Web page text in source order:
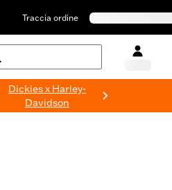
Traccia ordine
Dickies x Harley-
Davidson